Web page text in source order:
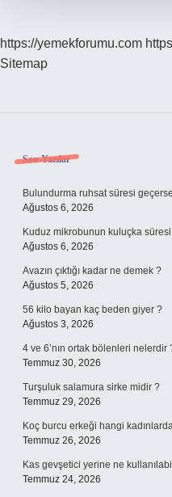
https://yemekforumu.com
Sitemap
Sidebar
Son Yazılar
Bulundurma ruhsat süresi geçerse
Ağustos 6, 2026
Kuduz mikrobunun kuluçka
Ağustos 6, 2026
Avazın çıktığı kadar ne demek ?
Ağustos 5, 2026
56 kilo bayan kaç beden giyer ?
Ağustos 3, 2026
4 ve 6’nın ortak bölenleri nelerdir
Temmuz 30, 2026
Turşuluk salamura sirke midir ?
Temmuz 29, 2026
Koç burcu erkeği hangi
Temmuz 26, 2026
Kas gevşetici yerine ne
Temmuz 24, 2026